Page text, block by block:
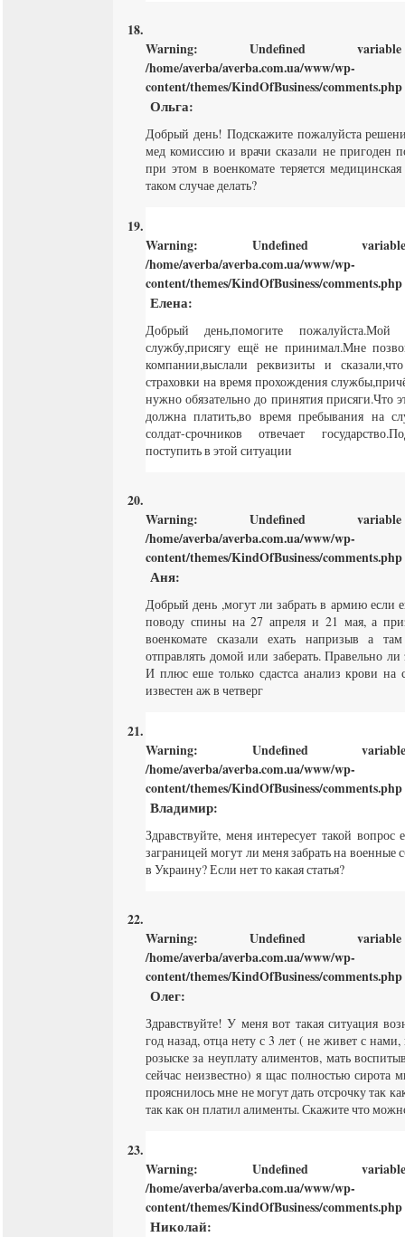
Warning: Undefined
/home/averba/averba.com.ua/www/wp-
content/themes/KindOfBusiness/comments.php
Ольга:
Добрый день! Подскажите пожалуйста
мед комиссию и врачи сказали не пригоден
при этом в военкомате теряется
таком случае делать?
Warning: Undefined
/home/averba/averba.com.ua/www/wp-
content/themes/KindOfBusiness/comments.php
Елена:
Добрый день,помогите
службу,присягу ещё не принимал.Мне
компании,выслали реквизиты и
страховки на время прохождения
нужно обязательно до принятия присяги.Что
должна платить,во время пребывания на
солдат-срочников отвечает
поступить в этой ситуации
Warning: Undefined
/home/averba/averba.com.ua/www/wp-
content/themes/KindOfBusiness/comments.php
Аня:
Добрый день ,могут ли забрать в армию если
поводу спины на 27 апреля и 21 мая, а
военкомате сказали ехать напризыв а
отправлять домой или заберать. Правельно
И плюс еше только сдастса анализ крови на
известен аж в четверг
Warning: Undefined
/home/averba/averba.com.ua/www/wp-
content/themes/KindOfBusiness/comments.php
Владимир:
Здравствуйте, меня интересует такой
заграницей могут ли меня забрать на
в Украину? Если нет то какая статья?
Warning: Undefined
/home/averba/averba.com.ua/www/wp-
content/themes/KindOfBusiness/comments.php
Олег:
Здравствуйте! У меня вот такая ситуация
год назад, отца нету с 3 лет ( не живет с
розыске за неуплату алиментов, мать
сейчас неизвестно) я щас полностью сирота
прояснилось мне не могут дать отсрочку так
так как он платил алименты. Скажите что
Warning: Undefined
/home/averba/averba.com.ua/www/wp-
content/themes/KindOfBusiness/comments.php
Николай: